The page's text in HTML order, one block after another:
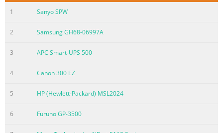
1 Sanyo SPW
2 Samsung GH68-06997A
3 APC Smart-UPS 500
4 Canon 300 EZ
5 HP (Hewlett-Packard) MSL2024
6 Furuno GP-3500